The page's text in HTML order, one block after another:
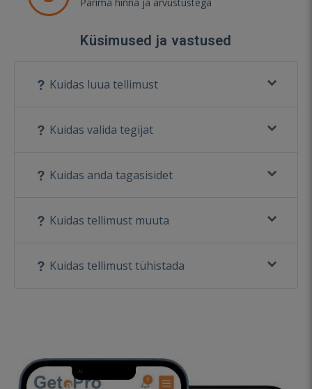
Küsimused ja vastused
Kuidas luua tellimust
Kuidas valida tegijat
Kuidas anda tagasisidet
Kuidas tellimust muuta
Kuidas tellimust tühistada